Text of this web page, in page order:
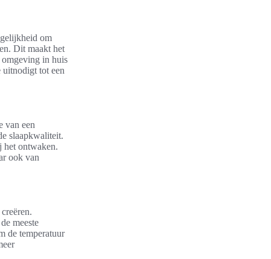
om
Dit maakt het
omgeving in huis
uitnodigt tot een
van een
slaapkwaliteit.
het ontwaken.
ook van
meeste
de temperatuur